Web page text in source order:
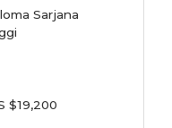
Sarjana
$19,200